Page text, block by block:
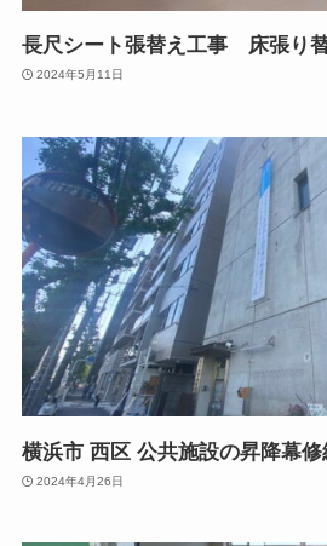
長尺シート張替え工事 床張り
2024年5月11日
横浜市 西区 公共施設の昇降幕修
2024年4月26日